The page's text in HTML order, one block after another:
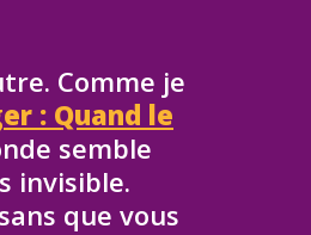
Comme je
: Quand le
semble
invisible.
que vous